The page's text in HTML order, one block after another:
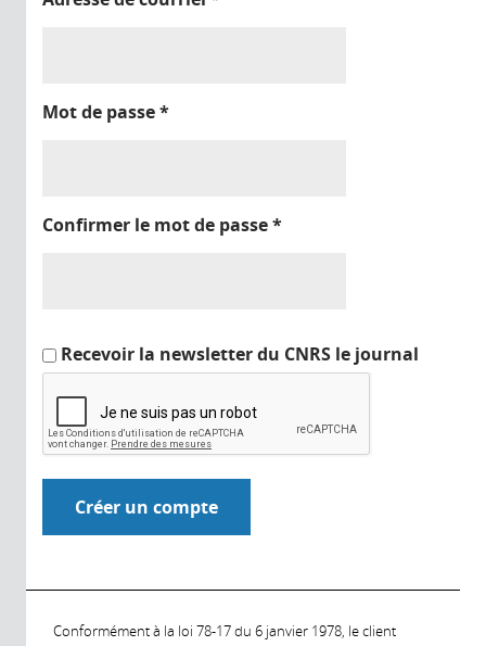
Mot de passe*
Confirmer le mot de passe*
Recevoir la newsletter du CNRS le journal
Conformément à la loi 78-17 du 6 janvier 1978, le client